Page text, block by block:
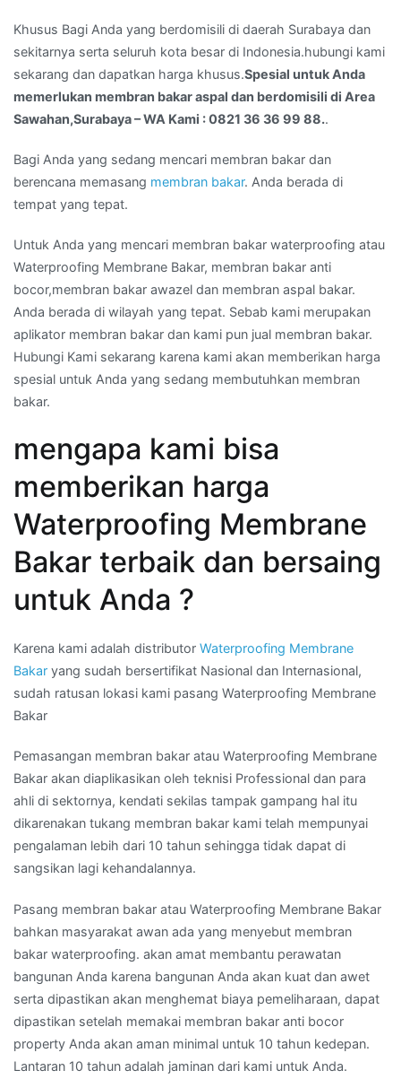
WA
Kami
:
0821
36
99
88.
Khusus Bagi Anda yang berdomisili di daerah Surabaya dan
sekitarnya serta seluruh kota besar di Indonesia.hubungi kami
sekarang dan dapatkan harga khusus.Spesial untuk Anda
memerlukan membran bakar aspal dan berdomisili di Area
Sawahan,Surabaya – WA Kami : 0821 36 36 99 88..
Bagi Anda yang sedang mencari membran bakar dan
berencana memasang membran bakar. Anda berada di
tempat yang tepat.
Untuk Anda yang mencari membran bakar waterproofing atau
Waterproofing Membrane Bakar, membran bakar anti
bocor,membran bakar awazel dan membran aspal bakar.
Anda berada di wilayah yang tepat. Sebab kami merupakan
aplikator membran bakar dan kami pun jual membran bakar.
Hubungi Kami sekarang karena kami akan memberikan harga
spesial untuk Anda yang sedang membutuhkan membran
bakar.
mengapa kami bisa
memberikan harga
Waterproofing Membrane
Bakar terbaik dan bersaing
untuk Anda ?
Karena kami adalah distributor Waterproofing Membrane
Bakar yang sudah bersertifikat Nasional dan Internasional,
sudah ratusan lokasi kami pasang Waterproofing Membrane
Bakar
Pemasangan membran bakar atau Waterproofing Membrane
Bakar akan diaplikasikan oleh teknisi Professional dan para
ahli di sektornya, kendati sekilas tampak gampang hal itu
dikarenakan tukang membran bakar kami telah mempunyai
pengalaman lebih dari 10 tahun sehingga tidak dapat di
sangsikan lagi kehandalannya.
Pasang membran bakar atau Waterproofing Membrane Bakar
bahkan masyarakat awan ada yang menyebut membran
bakar waterproofing. akan amat membantu perawatan
bangunan Anda karena bangunan Anda akan kuat dan awet
serta dipastikan akan menghemat biaya pemeliharaan, dapat
dipastikan setelah memakai membran bakar anti bocor
property Anda akan aman minimal untuk 10 tahun kedepan.
Lantaran 10 tahun adalah jaminan dari kami untuk Anda.